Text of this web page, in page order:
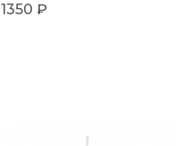
1350 ₽